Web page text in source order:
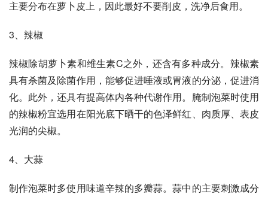
主要分布在萝卜皮上，因此最好不要削皮，洗净后食用。
3、辣椒
辣椒除胡萝卜素和维生素C之外，还含有多种成分。辣椒素
具有杀菌及除菌作用，能够促进唾液或胃液的分泌，促进消
化。此外，还具有提高体内各种代谢作用。腌制泡菜时使用
的辣椒粉宜选用在阳光底下晒干的色泽鲜红、肉质厚、表皮
光润的尖椒。
4、大蒜
制作泡菜时多使用味道辛辣的多瓣蒜。蒜中的主要刺激成分